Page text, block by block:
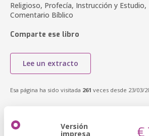
Religioso, Profecía, Instrucción y Estudio,
Comentario Bíblico
Comparte ese libro
Lee un extracto
Esa página ha sido visitada 261 veces desde 23/03/
Versión
impresa €